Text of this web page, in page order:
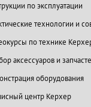
по эксплуатации
технологии и
по технике
аксессуаров и
оборудования
центр Керхер